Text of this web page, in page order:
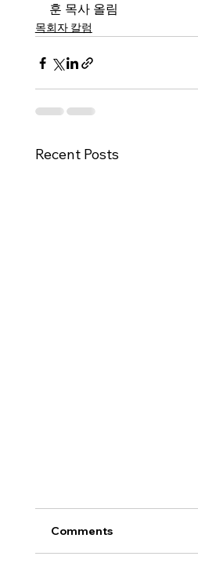
훈 목사 올림
목회자 칼럼
Recent Posts
오늘날 성도로서 올
림돌이 되는 세 가지
Comments